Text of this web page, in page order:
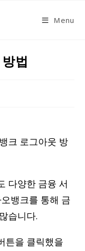
Menu
법
크 로그아웃 방
다양한 금융 서
뱅크를 통해 금
습니다.
튼을 클릭했을